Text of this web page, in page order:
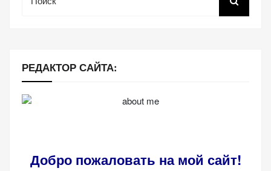
РЕДАКТОР САЙТА:
Добро пожаловать на мой сайт!